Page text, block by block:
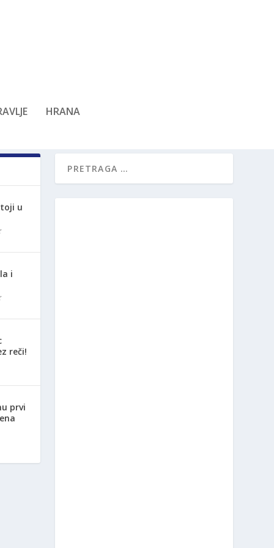
HRANA
u
i
reči!
prvi